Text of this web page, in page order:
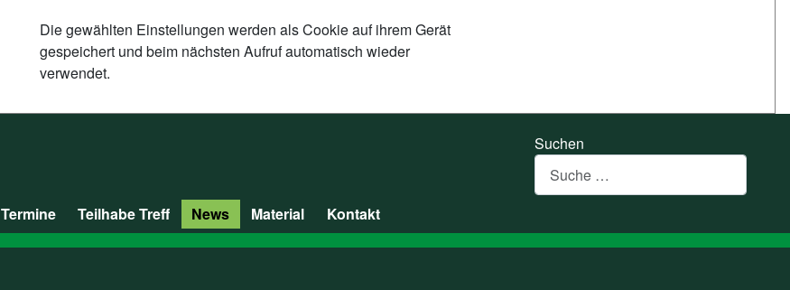
Die gewählten Einstellungen werden als Cookie auf ihrem Gerät
gespeichert und beim nächsten Aufruf automatisch wieder
verwendet.
Termine Teilhabe Treff News Material Kontakt
Suchen